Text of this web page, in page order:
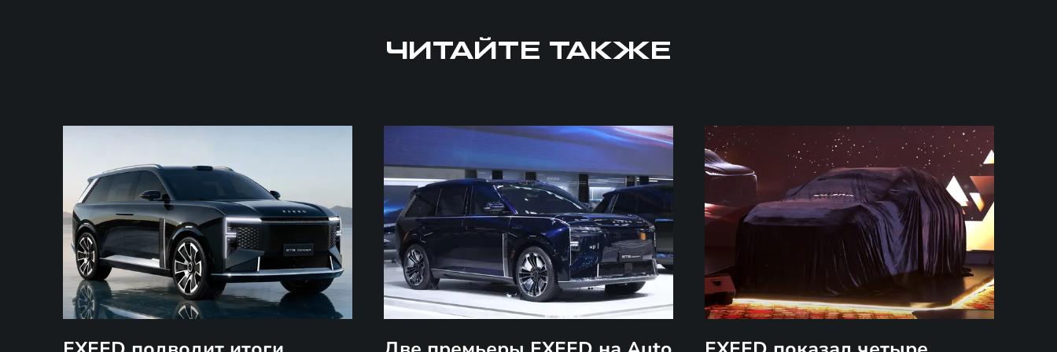
ЧИТАЙТЕ ТАКЖЕ